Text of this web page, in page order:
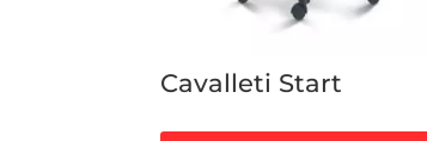
Cavalleti Start